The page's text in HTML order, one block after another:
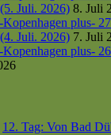
Juli. 2026) 8. Juli
plus-
Juli. 2026) 7. Juli
plus-
12. Tag: Von Bad